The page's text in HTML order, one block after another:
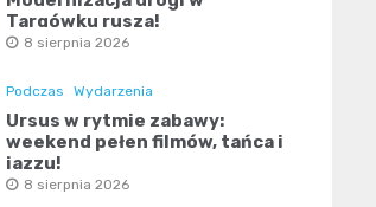
Targówku rusza!
8 sierpnia 2026
Podczas Wydarzenia
Ursus w rytmie zabawy:
weekend pełen filmów, tańca i
jazzu!
8 sierpnia 2026